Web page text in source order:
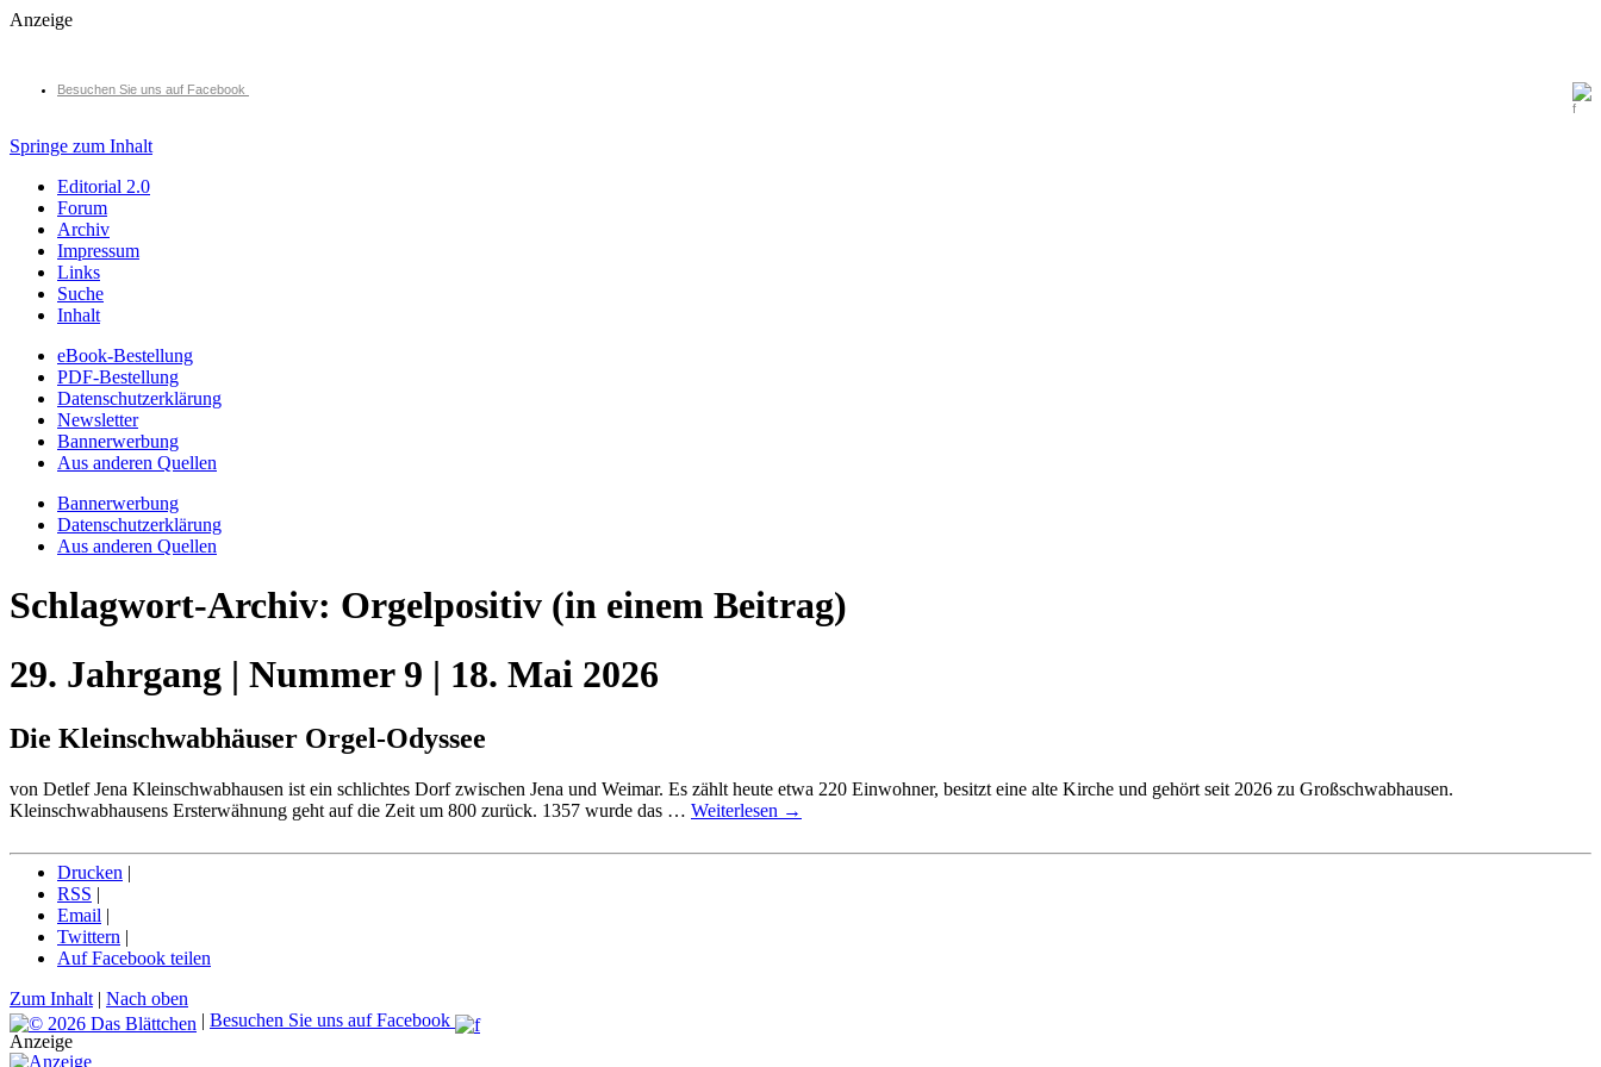
Anzeige
Besuchen Sie uns auf Facebook
Springe zum Inhalt
Editorial 2.0
Forum
Archiv
Impressum
Links
Suche
Inhalt
eBook-Bestellung
PDF-Bestellung
Datenschutzerklärung
Newsletter
Bannerwerbung
Aus anderen Quellen
Bannerwerbung
Datenschutzerklärung
Aus anderen Quellen
Schlagwort-Archiv: Orgelpositiv (in einem Beitrag)
29. Jahrgang | Nummer 9 | 18. Mai 2026
Die Kleinschwabhäuser Orgel-Odyssee
von Detlef Jena Kleinschwabhausen ist ein schlichtes Dorf zwischen Jena und Weimar. Es zählt heute etwa 220 Einwohner, besitzt eine alte Kirche und gehört seit 2026 zu Großschwabhausen.
Kleinschwabhausens Ersterwähnung geht auf die Zeit um 800 zurück. 1357 wurde das … Weiterlesen →
Drucken |
RSS |
Email |
Twittern |
Auf Facebook teilen
Zum Inhalt | Nach oben
| Besuchen Sie uns auf Facebook
Anzeige